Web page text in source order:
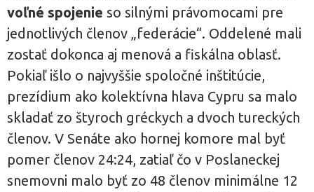
voľné spojenie so silnými právomocami pre
jednotlivých členov „federácie“. Oddelené mali
zostať dokonca aj menová a fiskálna oblasť.
Pokiaľ išlo o najvyššie spoločné inštitúcie,
prezídium ako kolektívna hlava Cypru sa malo
skladať zo štyroch gréckych a dvoch tureckých
členov. V Senáte ako hornej komore mal byť
pomer členov 24:24, zatiaľ čo v Poslaneckej
snemovni malo byť zo 48 členov minimálne 12